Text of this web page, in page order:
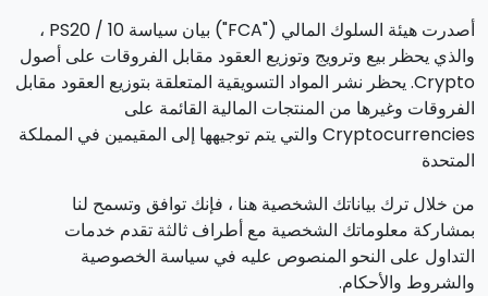
أصدرت هيئة السلوك المالي ("FCA") بيان سياسة PS20 / 10 ،
والذي يحظر بيع وترويج وتوزيع العقود مقابل الفروقات على أصول
Crypto. يحظر نشر المواد التسويقية المتعلقة بتوزيع العقود مقابل
الفروقات وغيرها من المنتجات المالية القائمة على
Cryptocurrencies والتي يتم توجيهها إلى المقيمين في المملكة
المتحدة
من خلال ترك بياناتك الشخصية هنا ، فإنك توافق وتسمح لنا
بمشاركة معلوماتك الشخصية مع أطراف ثالثة تقدم خدمات
التداول على النحو المنصوص عليه في سياسة الخصوصية
والشروط والأحكام.